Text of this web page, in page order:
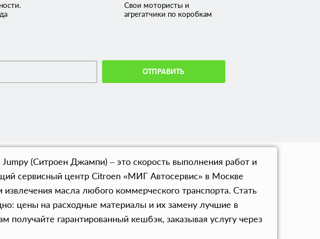
Свои мотористы и
агрегатчики по коробкам
ОТПРАВИТЬ
(Ситроен Джампи) – это скорость выполнения работ и
сервисный центр Citroen «МИГ Автосервис» в Москве
извлечения масла любого коммерческого транспорта. Стать
цены на расходные материалы и их замену лучшие в
гарантированный кешбэк, заказывая услугу через